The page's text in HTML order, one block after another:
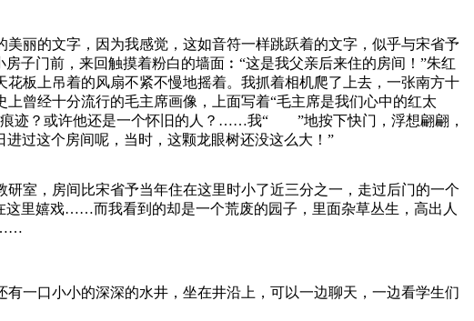
丽的文字，因为我感觉，这如音符一样跳跃着的文字，似乎与宋省予
门前，来回触摸着粉白的墙面︰“这是我父亲后来住的房间！”朱红
板上吊着的风扇不紧不慢地摇着。我抓着相机爬了上去，一张南方十
曾经十分流行的毛主席画像，上面写着“毛主席是我们心中的红太
痕迹？或许他还是一个怀旧的人？……我“ ”地按下快门，浮想翩翩，
过这个房间呢，当时，这颗龙眼树还没这么大！”
室，房间比宋省予当年住在这里时小了近三分之一，走过后门的一个
这里嬉戏……而我看到的却是一个荒废的园子，里面杂草丛生，高出人
……
一口小小的深深的水井，坐在井沿上，可以一边聊天，一边看学生们